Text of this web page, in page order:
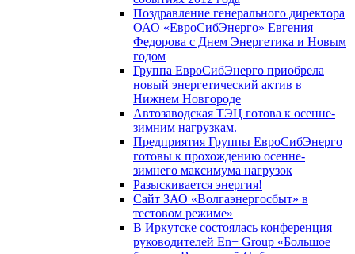
Поздравление генерального директора
ОАО «ЕвроСибЭнерго» Евгения
Федорова с Днем Энергетика и Новым
годом
Группа ЕвроСибЭнерго приобрела
новый энергетический актив в
Нижнем Новгороде
Автозаводская ТЭЦ готова к осенне-
зимним нагрузкам.
Предприятия Группы ЕвроСибЭнерго
готовы к прохождению осенне-
зимнего максимума нагрузок
Разыскивается энергия!
Сайт ЗАО «Волгаэнергосбыт» в
тестовом режиме»
В Иркутске состоялась конференция
руководителей En+ Group «Большое